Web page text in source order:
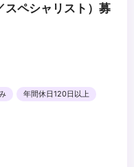
スペシャリスト）募
年間休日120日以上